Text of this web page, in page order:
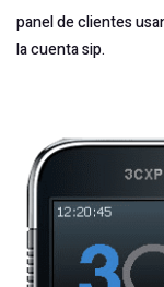
panel de clientes
la cuenta sip.